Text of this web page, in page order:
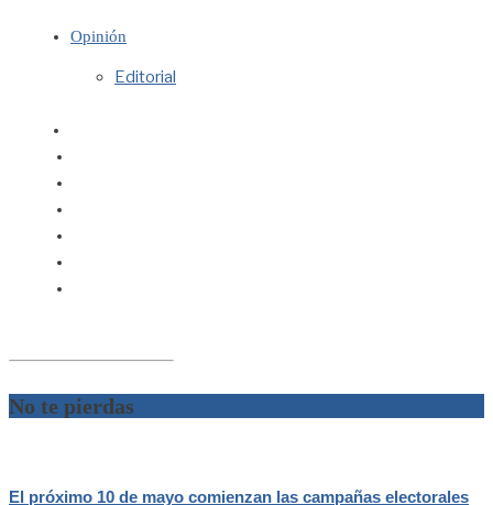
Opinión
Editorial
No te pierdas
El próximo 10 de mayo comienzan las campañas electorales